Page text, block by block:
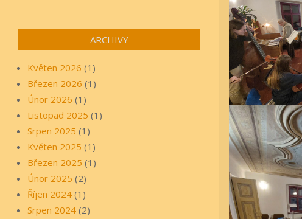
ARCHIVY
Květen 2026 (1)
Březen 2026 (1)
Únor 2026 (1)
Listopad 2025 (1)
Srpen 2025 (1)
Květen 2025 (1)
Březen 2025 (1)
Únor 2025 (2)
Říjen 2024 (1)
Srpen 2024 (2)